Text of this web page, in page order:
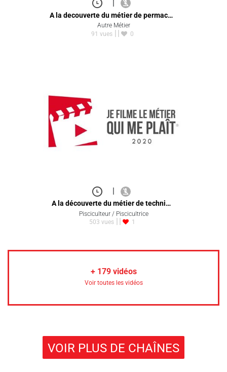
|
A la decouverte du métier de permac…
Autre Métier
91 vues
0
A la découverte du métier de techni…
Pisciculteur / Piscicultrice
503 vues
1
+ 179vidéos
Voir toutes les vidéos
VOIR PLUS DE CHAÎNES